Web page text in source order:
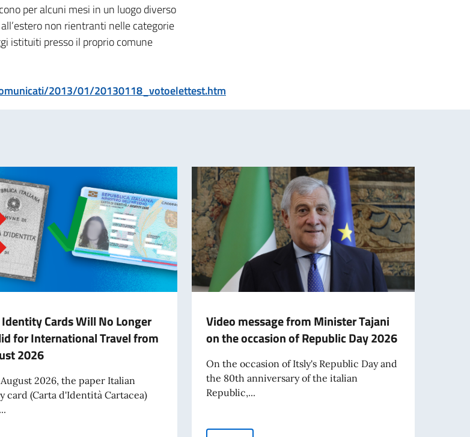
per alcuni mesi in un luogo diverso
non rientranti nelle categorie
istituiti presso il proprio comune
2013/01/20130118_votoelettest.htm
Cards Will No Longer
for International Travel from
2026
August 2026, the paper Italian
card (Carta d'Identità Cartacea)
Video message from Minister Tajani
on the occasion of Republic Day 2026
On the occasion of Itsly's Republic Day and
the 80th anniversary of the italian
Republic,...